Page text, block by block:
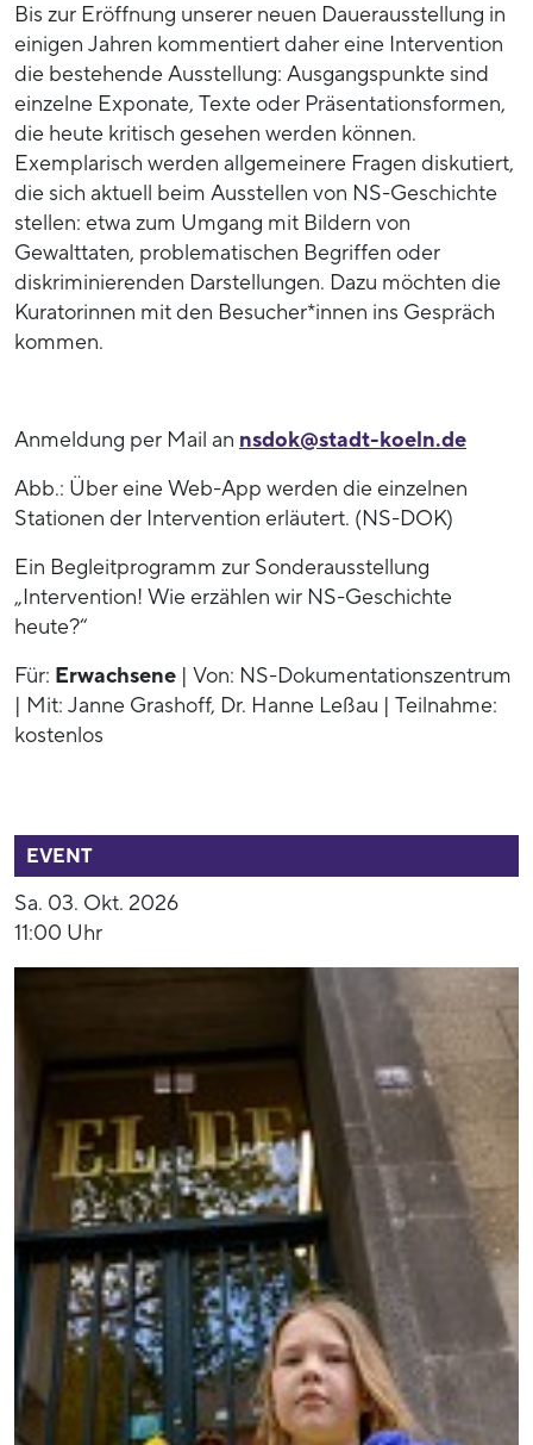
Bis zur Eröffnung unserer neuen Dauerausstellung in
einigen Jahren kommentiert daher eine Intervention
die bestehende Ausstellung: Ausgangspunkte sind
einzelne Exponate, Texte oder Präsentationsformen,
die heute kritisch gesehen werden können.
Exemplarisch werden allgemeinere Fragen diskutiert,
die sich aktuell beim Ausstellen von NS-Geschichte
stellen: etwa zum Umgang mit Bildern von
Gewalttaten, problematischen Begriffen oder
diskriminierenden Darstellungen. Dazu möchten die
Kuratorinnen mit den Besucher*innen ins Gespräch
kommen.
Anmeldung per Mail an nsdok@stadt-koeln.de
Abb.: Über eine Web-App werden die einzelnen
Stationen der Intervention erläutert. (NS-DOK)
Ein Begleitprogramm zur Sonderausstellung
„Intervention! Wie erzählen wir NS-Geschichte
heute?“
Für: Erwachsene | Von: NS-Dokumentationszentrum
| Mit: Janne Grashoff, Dr. Hanne Leßau | Teilnahme:
kostenlos
EVENT
Sa. 03. Okt. 2026
11:00 Uhr